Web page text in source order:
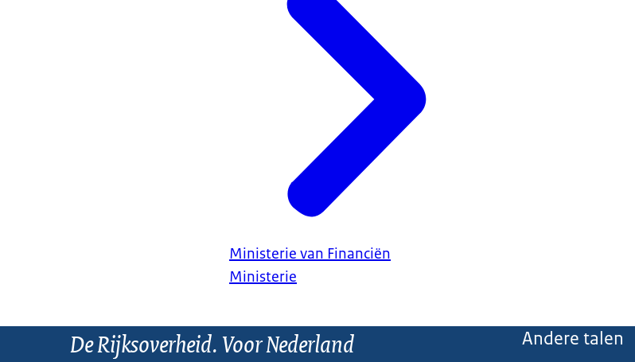
Ministerie van Financiën
Ministerie
De Rijksoverheid. Voor Nederland Andere talen